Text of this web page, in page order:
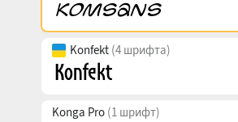
Konfekt (4 шрифта)
Konga Pro (1 шрифт)